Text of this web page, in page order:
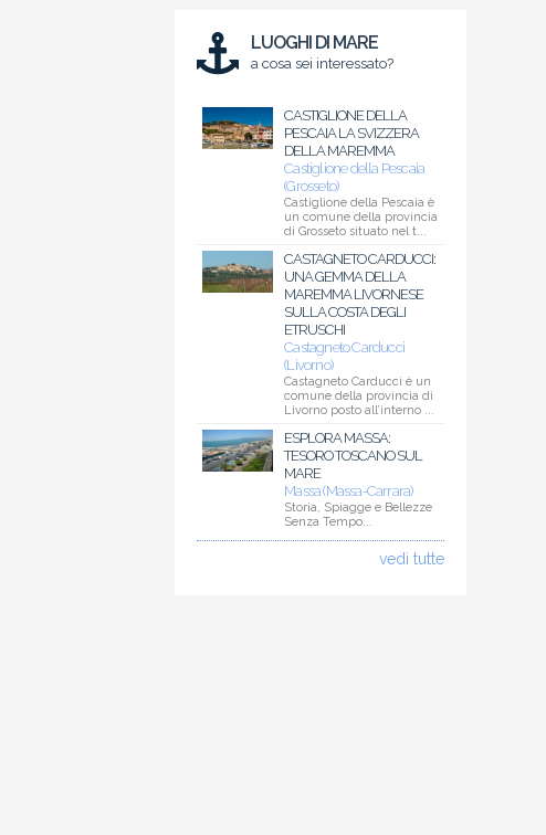
LUOGHI DI MARE
a cosa sei interessato?
CASTIGLIONE DELLA
PESCAIA LA SVIZZERA
DELLA MAREMMA
Castiglione della Pescaia
(Grosseto)
Castiglione della Pescaia è
un comune della provincia
di Grosseto situato nel t...
CASTAGNETO CARDUCCI:
UNA GEMMA DELLA
MAREMMA LIVORNESE
SULLA COSTA DEGLI
ETRUSCHI
Castagneto Carducci
(Livorno)
Castagneto Carducci è un
comune della provincia di
Livorno posto all’interno ...
ESPLORA MASSA:
TESORO TOSCANO SUL
MARE
Massa (Massa-Carrara)
Storia, Spiagge e Bellezze
Senza Tempo...
vedi tutte